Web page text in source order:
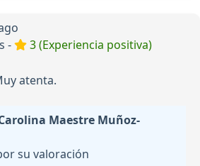
-
3 (Experiencia positiva)
atenta.
Maestre Muñoz-
su valoración